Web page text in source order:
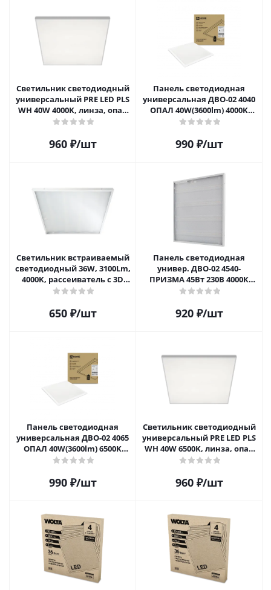
Светильник светодиодный
универсальный PRE LED PLS
WH 40W 4000K, линза, опал
(4) (3300 Лм)
960₽/шт
Панель светодиодная
универсальная ДВО-02 4040
ОПАЛ 40W(3600lm) 4000K
595х595х25мм IP40 NEOX
990₽/шт
Светильник встраиваемый
светодиодный 36W, 3100Lm,
4000K, рассеиватель с 3D
эффектом AL2125
650₽/шт
Панель светодиодная
универ. ДВО-02 4540-
ПРИЗМА 45Вт 230В 4000К
4700лм
920₽/шт
Панель светодиодная
универсальная ДВО-02 4065
ОПАЛ 40W(3600lm) 6500K
595х595х25мм IP40 NEOX
990₽/шт
Светильник светодиодный
универсальный PRE LED PLS
WH 40W 6500K, линза, опал
(4) (3600 Лм)
960₽/шт